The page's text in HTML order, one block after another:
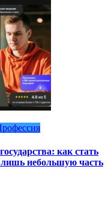
как стать
лишь небольшую часть